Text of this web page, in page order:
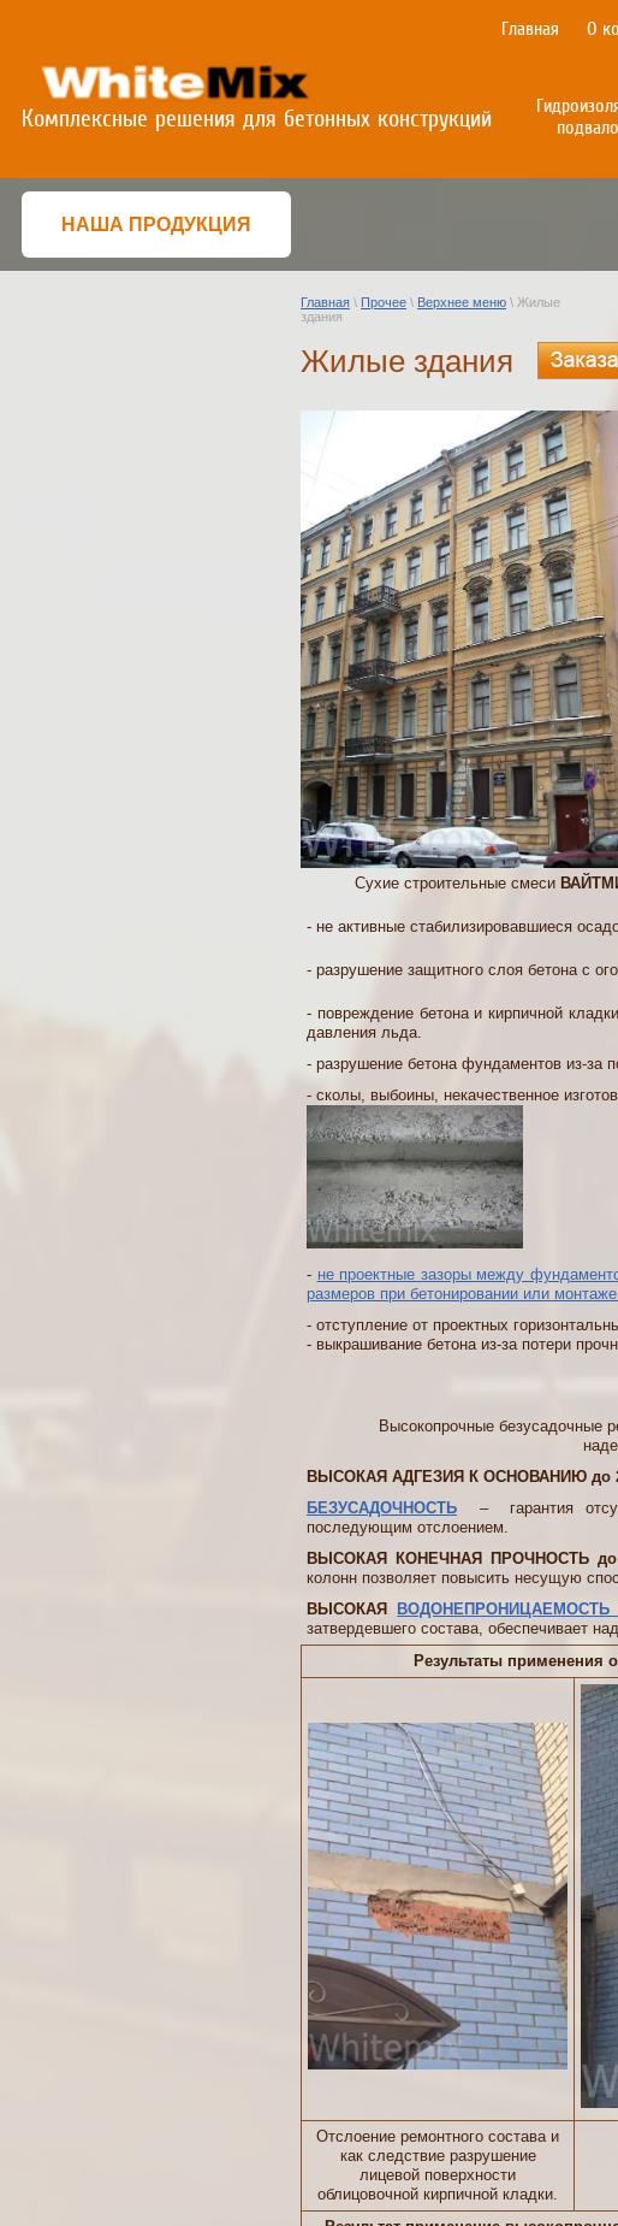
Комплексные решения для бетонных конструкций
Главная О
НАША ПРОДУКЦИЯ
Главная \ Прочее \ Верхнее меню \ Жилые
здания
Жилые здания
Сухие строительные смеси
- не активные стабилизировавшиеся
- разрушение защитного слоя бетона с
- повреждение бетона и кирпичной
давления льда.
- разрушение бетона фундаментов из-за
- сколы, выбоины, некачественное
- не проектные зазоры между
размеров при бетонировании или
- отступление от проектных
- выкрашивание бетона из-за потери
Высокопрочные безусадочные
ВЫСОКАЯ АДГЕЗИЯ К ОСНОВАНИЮ до
БЕЗУСАДОЧНОСТЬ – гарантия
последующим отслоением.
ВЫСОКАЯ КОНЕЧНАЯ ПРОЧНОСТЬ
колонн позволяет повысить несущую
ВЫСОКАЯВОДОНЕПРОНИЦАЕМОСТЬ
затвердевшего состава, обеспечивает
Результаты применения
Отслоение ремонтного состава и
как следствие разрушение
лицевой поверхности
облицовочной кирпичной кладки.